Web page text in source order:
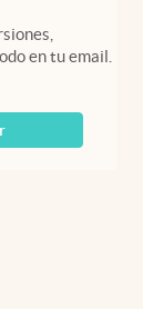
en tu email.